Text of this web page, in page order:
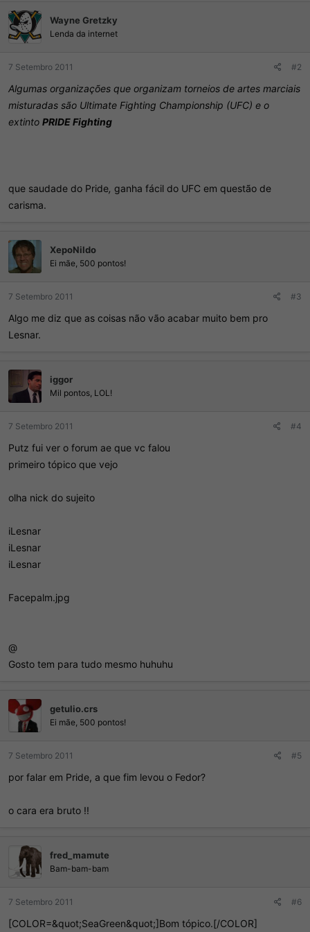
como duelos de Vale Tudo sem a presença da mídia.
Wayne Gretzky
Lenda da internet
7 Setembro 2011 #2
Algumas organizações que organizam torneios de artes marciais
misturadas são Ultimate Fighting Championship (UFC) e o
extinto PRIDE Fighting
que saudade do Pride, ganha fácil do UFC em questão de
carisma.
XepoNildo
Ei mãe, 500 pontos!
7 Setembro 2011 #3
Algo me diz que as coisas não vão acabar muito bem pro
Lesnar.
iggor
Mil pontos, LOL!
7 Setembro 2011 #4
Putz fui ver o forum ae que vc falou
primeiro tópico que vejo
olha nick do sujeito
iLesnar
iLesnar
iLesnar
Facepalm.jpg
@
Gosto tem para tudo mesmo huhuhu
getulio.crs
Ei mãe, 500 pontos!
7 Setembro 2011 #5
por falar em Pride, a que fim levou o Fedor?
o cara era bruto !!
fred_mamute
Bam-bam-bam
7 Setembro 2011 #6
[COLOR=&quot;SeaGreen&quot;]Bom tópico.[/COLOR]